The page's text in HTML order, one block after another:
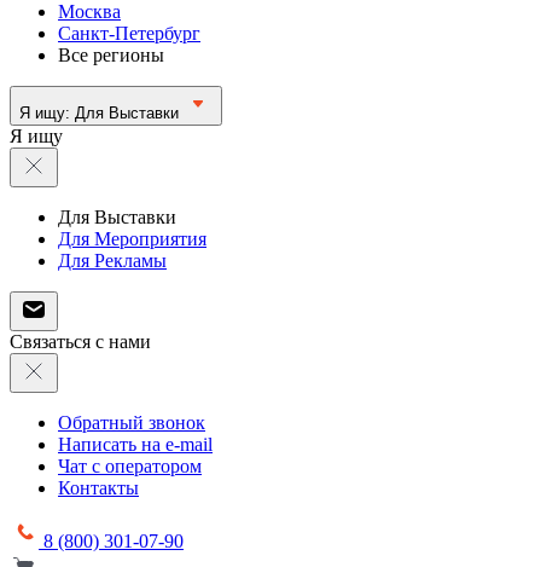
Москва
Санкт-Петербург
Все регионы
Я ищу: Для Выставки
Я ищу
Для Выставки
Для Мероприятия
Для Рекламы
Связаться с нами
Обратный звонок
Написать на e-mail
Чат с оператором
Контакты
8 (800) 301-07-90